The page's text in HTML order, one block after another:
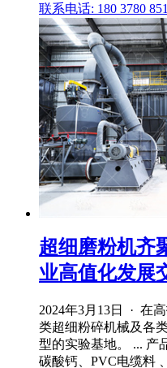
联系电话: 180 3780
超细磨粉机齐
业高值化发展
2024年3月13日 · 在
类超细粉碎机械及各
型的实验基地。 ... 产
碳酸钙、PVC电缆料